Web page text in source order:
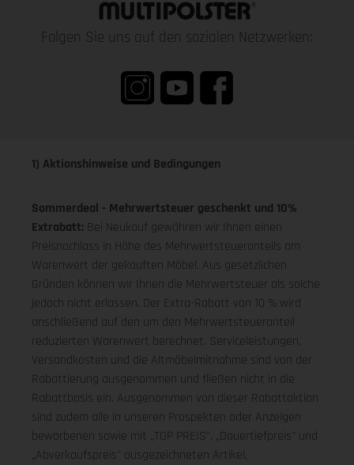
Folgen Sie uns auf den sozialen Netzwerken:
1) Aktionshinweise und Bedingungen
Sommerdeal - Mehrwertsteuer geschenkt und 10%
Extrabatt: Bei Neukauf gewähren wir Ihnen einen
Preisnachlass in Höhe des Mehrwertsteueranteils am
Warenwert der gekauften Möbel. Aus gesetzlichen
Gründen können wir Ihnen die Mehrwertsteuer als solche
jedoch nicht erlassen. Der Extra-Rabatt von 10 % wird
anschließend auf den um den Mehrwertsteueranteil
reduzierten Warenwert berechnet. Serviceleistungen,
Versandkosten und die Altmöbelmitnahme sind von der
Rabattierung ausgenommen und fließen nicht in die
Rabattbasis ein. Ausgenommen von dieser Rabattaktion
sind zudem alle in unseren Prospekten oder Anzeigen
beworbenen sowie mit „TOP PREIS", „Dauertiefpreis" und
„Abverkaufspreis" ausgezeichneten Artikel,